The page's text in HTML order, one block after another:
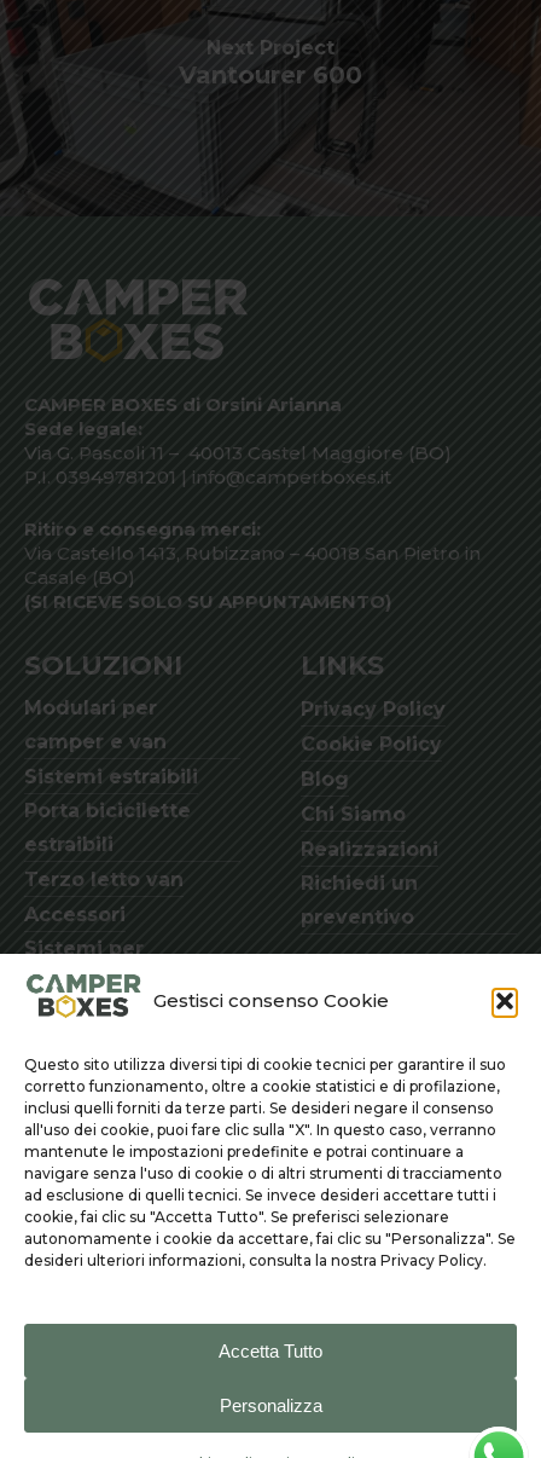
Gestisci consenso Cookie
Questo sito utilizza diversi tipi di cookie tecnici per garantire il suo
corretto funzionamento, oltre a cookie statistici e di profilazione,
inclusi quelli forniti da terze parti. Se desideri negare il consenso
all'uso dei cookie, puoi fare clic sulla "X". In questo caso, verranno
mantenute le impostazioni predefinite e potrai continuare a
navigare senza l'uso di cookie o di altri strumenti di tracciamento
ad esclusione di quelli tecnici. Se invece desideri accettare tutti i
cookie, fai clic su "Accetta Tutto". Se preferisci selezionare
autonomamente i cookie da accettare, fai clic su "Personalizza". Se
desideri ulteriori informazioni, consulta la nostra Privacy Policy.
Accetta Tutto
Personalizza
Next Project
Vantourer 600
CAMPER BOXES di Orsini Arianna
Sede legale:
Via G. Pascoli 11 – 40013 Castel Maggiore (BO)
P.I. 03949781201 | info@camperboxes.it
Ritiro e consegna merci:
Via Castello 1413, Rubizzano – 40018 San Pietro in
Casale (BO)
(SI RICEVE SOLO SU APPUNTAMENTO)
SOLUZIONI
Modulari per
camper e van
Sistemi estraibili
Porta bicicilette
estraibili
Terzo letto van
Accessori
Sistemi per
camperizzare l'auto
o il van
LINKS
Privacy Policy
Cookie Policy
Blog
Chi Siamo
Realizzazioni
Richiedi un
preventivo
©2026 Camper Boxes | Tutti i diritti sono riservati |
Designed byLaura TrombaWeb Specialist
Disclaimer : le foto dei prodotti a catalogo sono
state ottimizzate con l’AI. Tutte le foto delle
realizzazioni e delle gallery sono originali.